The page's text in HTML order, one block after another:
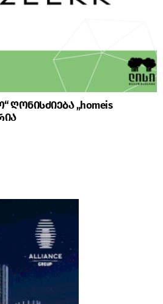
ღონისძიება „homeis